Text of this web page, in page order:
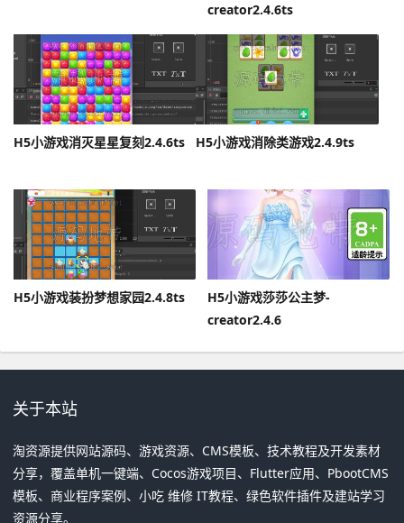
creator2.4.6ts
H5小游戏消灭星星复刻2.4.6ts H5小游戏消除类游戏2.4.9ts
H5小游戏装扮梦想家园2.4.8ts
H5小游戏莎莎公主梦-
creator2.4.6
关于本站
淘资源提供网站源码、游戏资源、CMS模板、技术教程及开发素材
分享，覆盖单机一键端、Cocos游戏项目、Flutter应用、PbootCMS
模板、商业程序案例、小吃 维修 IT教程、绿色软件插件及建站学习
资源分享。